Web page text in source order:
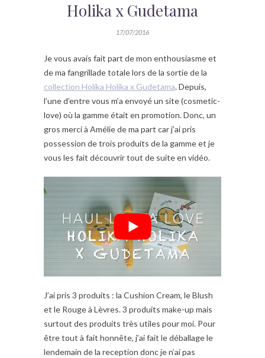
Holika x Gudetama
17/07/2016
Je vous avais fait part de mon enthousiasme et
de ma fangrillade totale lors de la sortie de la
collection Holika Holika x Gudetama. Depuis,
l’une d’entre vous m’a envoyé un site (cosmetic-
love) où la gamme était en promotion. Donc, un
gros merci à Amélie de ma part car j’ai pris
possession de trois produits de la gamme et je
vous les fait découvrir tout de suite en vidéo.
J’ai pris 3 produits : la Cushion Cream, le Blush
et le Rouge à Lèvres. 3 produits make-up mais
surtout des produits très utiles pour moi. Pour
être tout à fait honnête, j’ai fait le déballage le
lendemain de la reception donc je n’ai pas